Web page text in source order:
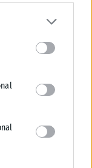
more Google
including but not
to use your data
section.
εκδηλώθηκε λίγο
Άμεση...